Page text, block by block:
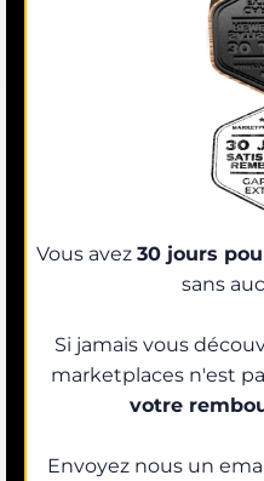
Vous avez 30 jours
sans
Si jamais vous
marketplaces n'est
votre
Envoyez nous un